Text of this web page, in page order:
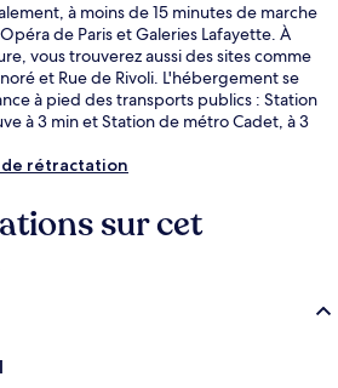
à moins de 15 minutes de marche
de Paris et Galeries Lafayette. À
vous trouverez aussi des sites comme
et Rue de Rivoli. L'hébergement se
à pied des transports publics : Station
à 3 min et Station de métro Cadet, à 3
rétractation
sur cet